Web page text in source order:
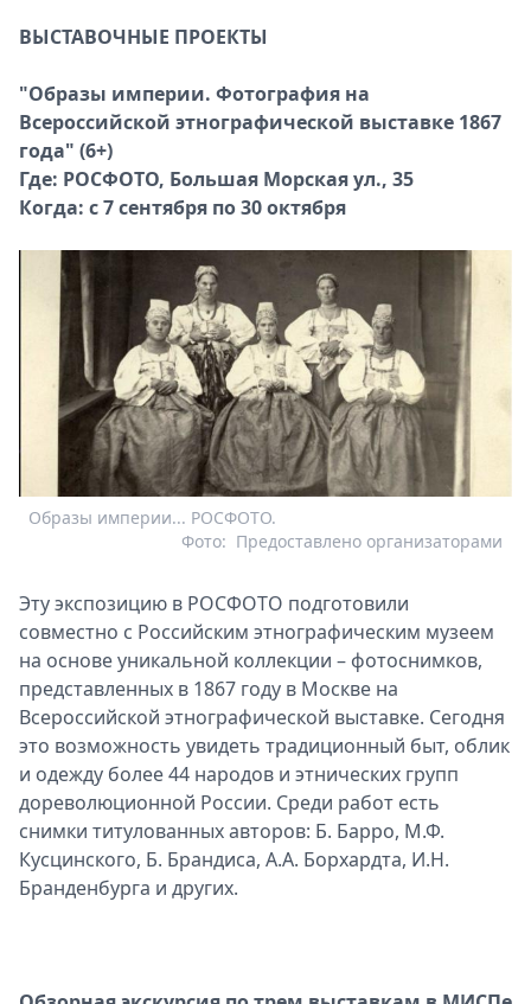
ВЫСТАВОЧНЫЕ ПРОЕКТЫ
"Образы империи. Фотография на
Всероссийской этнографической выставке 1867
года" (6+)
Где: РОСФОТО, Большая Морская ул., 35
Когда: с 7 сентября по 30 октября
Образы империи... РОСФОТО.
Предоставлено организаторами
Фото:
Эту экспозицию в РОСФОТО подготовили
совместно с Российским этнографическим музеем
на основе уникальной коллекции – фотоснимков,
представленных в 1867 году в Москве на
Всероссийской этнографической выставке. Сегодня
это возможность увидеть традиционный быт, облик
и одежду более 44 народов и этнических групп
дореволюционной России. Среди работ есть
снимки титулованных авторов: Б. Барро, М.Ф.
Кусцинского, Б. Брандиса, А.А. Борхардта, И.Н.
Бранденбурга и других.